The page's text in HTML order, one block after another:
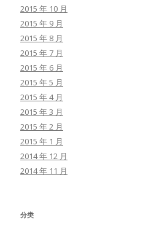
2015 年 10 月
2015 年 9 月
2015 年 8 月
2015 年 7 月
2015 年 6 月
2015 年 5 月
2015 年 4 月
2015 年 3 月
2015 年 2 月
2015 年 1 月
2014 年 12 月
2014 年 11 月
分类